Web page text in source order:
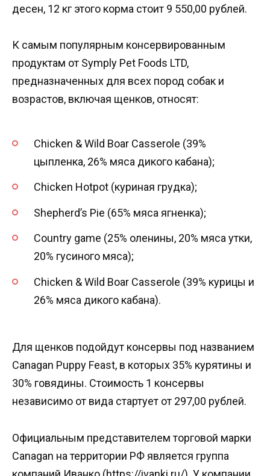
десен, 12 кг этого корма стоит 9 550,00 рублей.
К самым популярным консервированным
продуктам от Symply Pet Foods LTD,
предназначенных для всех пород собак и
возрастов, включая щенков, относят:
Chicken & Wild Boar Casserole (39%
цыпленка, 26% мяса дикого кабана);
Chicken Hotpot (куриная грудка);
Shepherd’s Pie (65% мяса ягненка);
Country game (25% оленины, 20% мяса утки,
20% гусиного мяса);
Chicken & Wild Boar Casserole (39% курицы и
26% мяса дикого кабана).
Для щенков подойдут консервы под названием
Canagan Puppy Feast, в которых 35% курятины и
30% говядины. Стоимость 1 консервы
независимо от вида стартует от 297,00 рублей.
Официальным представителем торговой марки
Canagan на территории РФ является группа